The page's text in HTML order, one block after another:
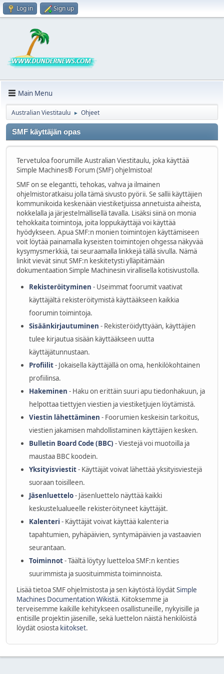
Log in Sign up
Main Menu
Australian Viestitaulu ► Ohjeet
SMF käyttäjän opas
Tervetuloa foorumille Australian Viestitaulu, joka käyttää
Simple Machines® Forum (SMF) ohjelmistoa!
SMF on se elegantti, tehokas, vahva ja ilmainen
ohjelmistoratkaisu jolla tämä sivusto pyörii. Se sallii käyttäjien
kommunikoida keskenään viestiketjuissa annetuista aiheista,
nokkelalla ja järjestelmällisellä tavalla. Lisäksi siinä on monia
tehokkaita toimintoja, joita loppukäyttäjä voi käyttää
hyödykseen. Apua SMF:n monien toimintojen käyttämiseen
voit löytää painamalla kyseisten toimintojen ohgessa näkyvää
kysymysmerkkiä, tai seuraamalla linkkejä tällä sivulla. Nämä
linkit vievät sinut SMF:n keskitetysti ylläpitämään
dokumentaation Simple Machinesin virallisella kotisivustolla.
Rekisteröityminen - Useimmat foorumit vaativat
käyttäjältä rekisteröitymistä käyttääkseen kaikkia
foorumin toimintoja.
Sisäänkirjautuminen - Rekisteröidyttyään, käyttäjien
tulee kirjautua sisään käyttääkseen uutta
käyttäjätunnustaan.
Profiilit- Jokaisella käyttäjällä on oma, henkilökohtainen
profiilinsa.
Hakeminen - Haku on erittäin suuri apu tiedonhakuun, ja
helpottaa tiettyjen viestien ja viestiketjujen löytämistä.
Viestin lähettäminen - Foorumien keskeisin tarkoitus,
viestien jakamisen mahdollistaminen käyttäjien kesken.
Bulletin Board Code (BBC) - Viestejä voi muotoilla ja
maustaa BBC koodein.
Yksityisviestit- Käyttäjät voivat lähettää yksityisviestejä
suoraan toisilleen.
Jäsenluettelo- Jäsenluettelo näyttää kaikki
keskustelualueelle rekisteröityneet käyttäjät.
Kalenteri - Käyttäjät voivat käyttää kalenteria
tapahtumien, pyhäpäivien, syntymäpäivien ja vastaavien
seurantaan.
Toiminnot- Täältä löytyy luetteloa SMF:n kenties
suurimmista ja suosituimmista toiminnoista.
Lisää tietoa SMF ohjelmistosta ja sen käytöstä löydätSimple
Machines Documentation Wikistä. Kiitoksemme ja
terveisemme kaikille kehitykseen osallistuneille, nykyisille ja
entisille projektin jäsenille, sekä luettelon näistä henkilöistä
löydät osiosta kiitokset.